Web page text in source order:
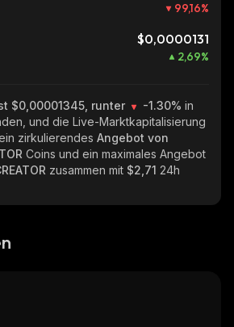
99,16%
$0,0000131
2,69%
$0,00001345, runter -1.30% in
und die Live-Marktkapitalisierung
zirkulierendes Angebot von
Coins und ein maximales Angebot
zusammen mit $2,71 24h